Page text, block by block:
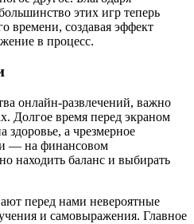
этих игр теперь
времени, создавая эффект
в процесс.
онлайн-развлечений, важно
Долгое время перед экраном
здоровье, а чрезмерное
— на финансовом
находить баланс и выбирать
перед нами невероятные
и самовыражения. Главное